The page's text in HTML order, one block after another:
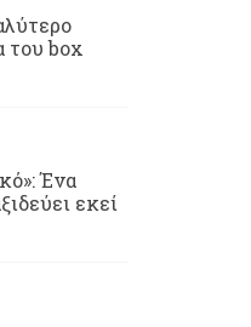
του box
Ένα
εκεί